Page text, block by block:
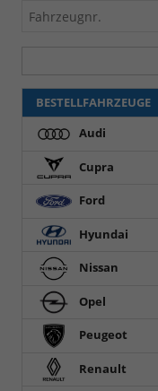
Fahrzeugnr.
BESTELLFAHRZEUGE
Audi
Cupra
Ford
Hyundai
Nissan
Opel
Peugeot
Renault